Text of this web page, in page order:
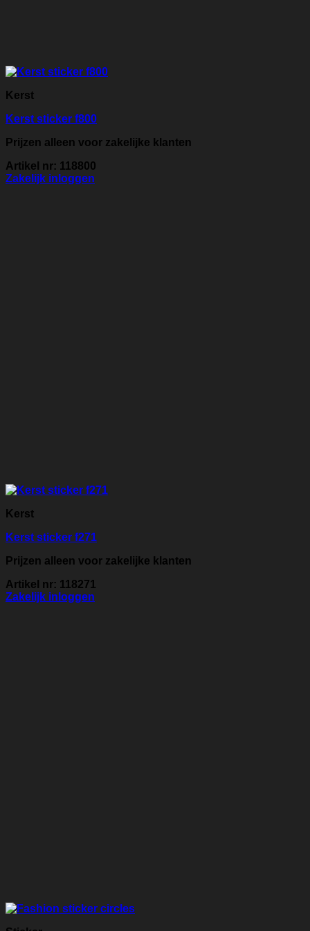
Kerst
Kerst sticker f800
Prijzen alleen voor zakelijke klanten
Artikel nr: 118800
Zakelijk inloggen
Kerst
Kerst sticker f271
Prijzen alleen voor zakelijke klanten
Artikel nr: 118271
Zakelijk inloggen